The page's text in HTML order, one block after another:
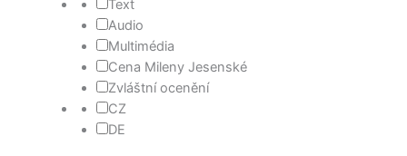
Text
Audio
Multimédia
Cena Mileny Jesenské
Zvláštní ocenění
CZ
DE